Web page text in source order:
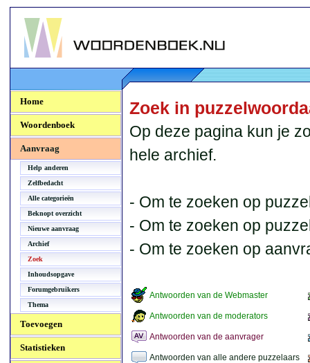
Woordenboek.NU
Home
Woordenboek
Aanvraag
Help anderen
Zelfbedacht
Alle categorieën
Beknopt overzicht
Nieuwe aanvraag
Archief
Zoek
Inhoudsopgave
Forumgebruikers
Thema
Toevoegen
Statistieken
Zoek in
Op deze pagina kun je
hele archief.
- Om te zoeken op
- Om te zoeken op
- Om te zoeken op
Antwoorden van de Webmaster
Antwoorden van de moderators
Antwoorden van de aanvrager
Antwoorden van alle andere puzzelaars